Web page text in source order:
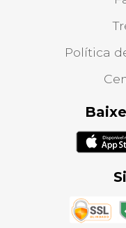
Política